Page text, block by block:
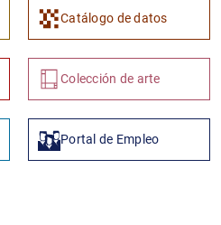
Catálogo de datos
Colección de arte
Portal de Empleo